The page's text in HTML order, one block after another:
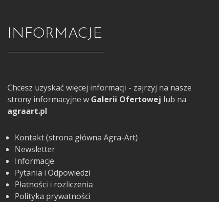
INFORMACJE
Chcesz uzyskać więcej informacji - zajrzyj na nasze
strony informacyjne w Galerii Ofertowej lub na
agraart.pl
Kontakt (strona główna Agra-Art)
Newsletter
Informacje
Pytania i Odpowiedzi
Płatności i rozliczenia
Polityka prywatności